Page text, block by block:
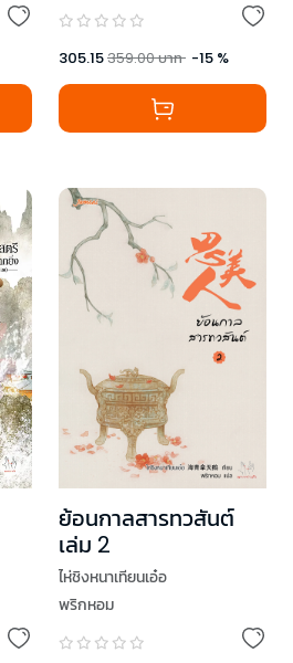
305.15359.00บาท -15 %
ย้อนกาลสารทวสันต์
เล่ม 2
ไห่ชิงหนาเทียนเอ๋อ
พริกหอม